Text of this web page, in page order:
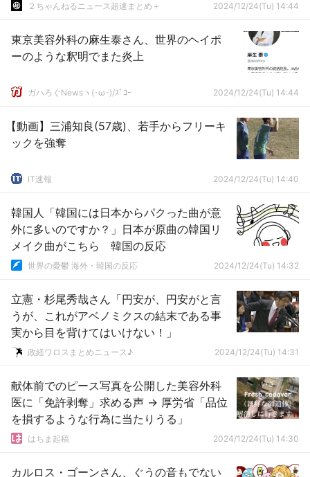
２ちゃんねるニュース超速まとめ＋ 2024/12/24(Tu) 14:44
東京美容外科の麻生泰さん、世界のヘイポ
ーのような釈明でまた炎上
ガハろぐNewsヽ(･ω･)/ｽﾞｺｰ 2024/12/24(Tu) 14:44
【動画】三浦知良(57歳)、若手からフリーキ
ックを強奪
IT速報 2024/12/24(Tu) 14:40
韓国人「韓国には日本からパクった曲が意
外に多いのですか？」日本が原曲の韓国リ
メイク曲がこちら 韓国の反応
世界の憂鬱 海外・韓国の反応 2024/12/24(Tu) 14:32
立憲・杉尾秀哉さん「円安が、円安がと言
うが、これがアベノミクスの結末である事
実から目を背けてはいけない！」
政経ワロスまとめニュース♪ 2024/12/24(Tu) 14:31
献体前でのピース写真を公開した美容外科
医に「免許剥奪」求める声 → 厚労省「品位
を損するような行為に当たりうる」
はちま起稿 2024/12/24(Tu) 14:30
カルロス・ゴーンさん、ぐうの音もでない